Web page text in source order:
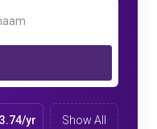
yr Show All